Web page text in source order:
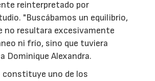
reinterpretado por
"Buscábamos un equilibrio,
no resultara excesivamente
ni frío, sino que tuviera
Dominique Alexandra.
constituye uno de los